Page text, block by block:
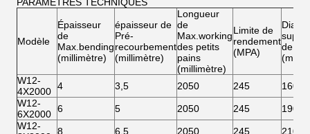
Modèle
Épaisseur
de
Max.bending
(millimètre)
épaisseur de
Pré-
recourbement
(millimètre)
Longueur
de
Max.working
des petits
pains
(millimètre)
Limite de
rendement
(MPA)
de
W12-
4X2000 4 3,5 2050 245
160
W12-
6X2000 6 5 2050 245
190
W12-
8 6,5 2050 245
210